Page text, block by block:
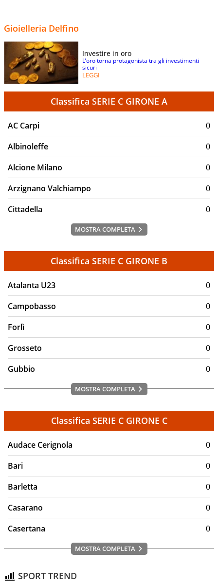
Gioielleria Delfino
Investire in oro
L’oro torna protagonista tra gli investimenti
sicuri
LEGGI
Classifica SERIE C GIRONE A
AC Carpi
0
Albinoleffe
0
Alcione Milano
0
Arzignano Valchiampo
0
Cittadella
0
MOSTRA COMPLETA
Classifica SERIE C GIRONE B
Atalanta U23
0
Campobasso
0
Forlì
0
Grosseto
0
Gubbio
0
MOSTRA COMPLETA
Classifica SERIE C GIRONE C
Audace Cerignola
0
Bari
0
Barletta
0
Casarano
0
Casertana
0
MOSTRA COMPLETA
SPORT TREND